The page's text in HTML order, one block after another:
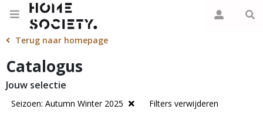
Terug naar homepage
Catalogus
Jouw selectie
Seizoen: Autumn Winter 2025 Filters verwijderen